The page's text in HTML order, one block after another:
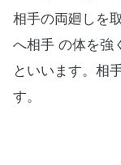
相手の両廻しを
へ相手 の体を強
といいます。相
す。